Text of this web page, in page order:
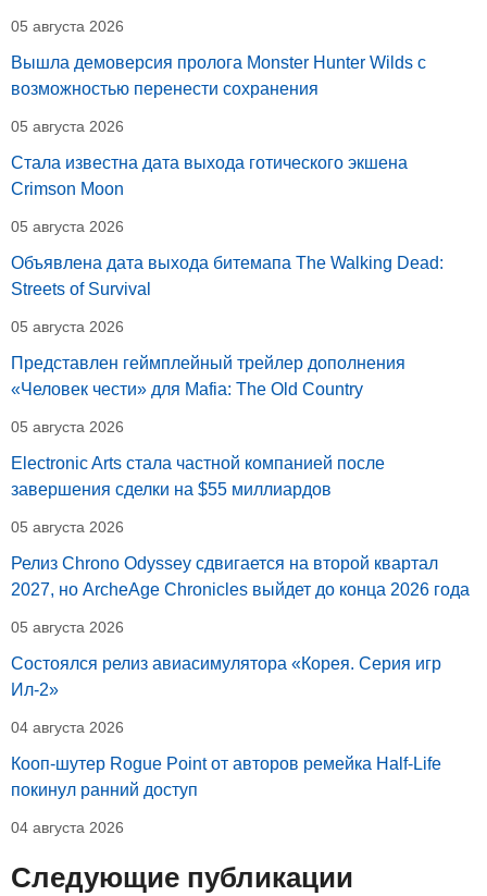
05 августа 2026
Вышла демоверсия пролога Monster Hunter Wilds с
возможностью перенести сохранения
05 августа 2026
Стала известна дата выхода готического экшена
Crimson Moon
05 августа 2026
Объявлена дата выхода битемапа The Walking Dead:
Streets of Survival
05 августа 2026
Представлен геймплейный трейлер дополнения
«Человек чести» для Mafia: The Old Country
05 августа 2026
Electronic Arts стала частной компанией после
завершения сделки на $55 миллиардов
05 августа 2026
Релиз Chrono Odyssey сдвигается на второй квартал
2027, но ArcheAge Chronicles выйдет до конца 2026 года
05 августа 2026
Состоялся релиз авиасимулятора «Корея. Серия игр
Ил-2»
04 августа 2026
Кооп-шутер Rogue Point от авторов ремейка Half-Life
покинул ранний доступ
04 августа 2026
Следующие публикации